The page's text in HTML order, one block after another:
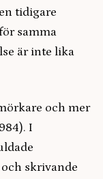
tidigare
samma
är inte lika
och mer
I
skrivande